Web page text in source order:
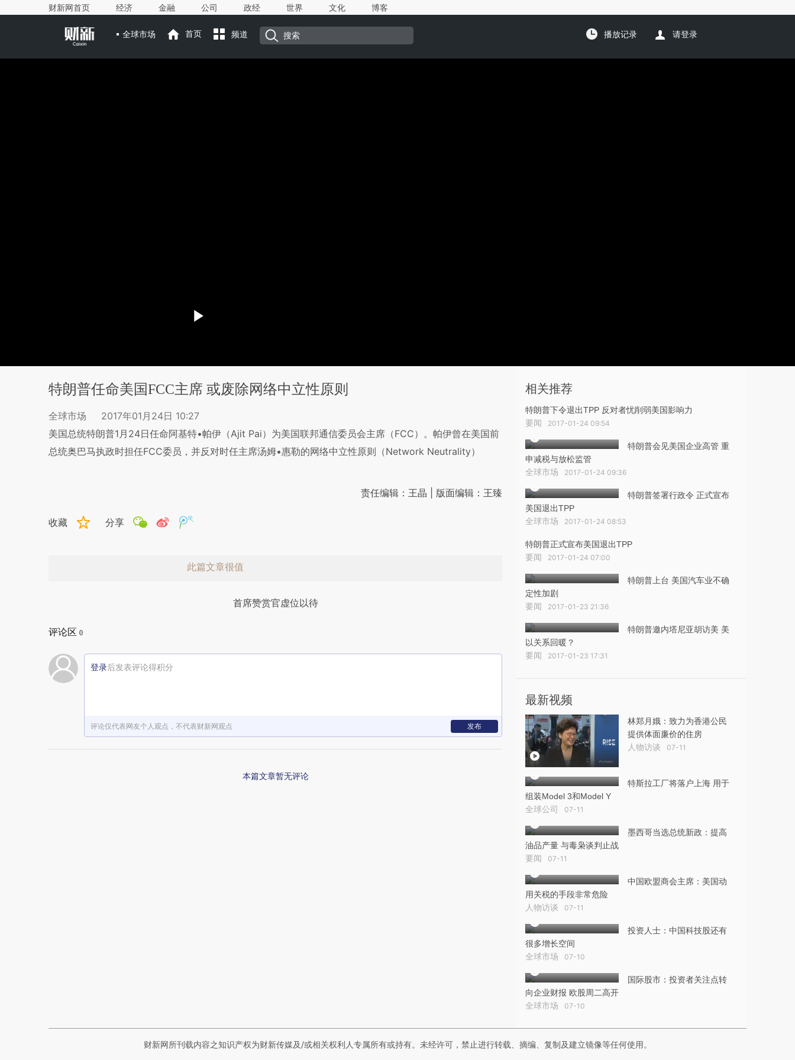
财新网首页 经济 金融 公司 政经 世界 文化 博客
全球市场 首页 频道 播放记录 请登录
特朗普任命美国FCC主席 或废除网络中立性原则
全球市场
2017年01月24日 10:27
美国总统特朗普1月24日任命阿基特•帕伊（Ajit Pai）为美国联邦通信委员会主席（FCC）。帕伊曾在美国前
总统奥巴马执政时担任FCC委员，并反对时任主席汤姆•惠勒的网络中立性原则（Network Neutrality）
责任编辑：王晶 | 版面编辑：王臻
收藏 分享
此篇文章很值
首席赞赏官虚位以待
评论区 0
登录后发表评论得积分
评论仅代表网友个人观点，不代表财新网观点 发布
本篇文章暂无评论
相关推荐
特朗普下令退出TPP 反对者忧削弱美国影响力
要闻 2017-01-24 09:54
特朗普会见美国企业高管 重
申减税与放松监管
全球市场 2017-01-24 09:36
特朗普签署行政令 正式宣布
美国退出TPP
全球市场 2017-01-24 08:53
特朗普正式宣布美国退出TPP
要闻 2017-01-24 07:00
特朗普上台 美国汽车业不确
定性加剧
要闻 2017-01-23 21:36
特朗普邀内塔尼亚胡访美 美
以关系回暖？
要闻 2017-01-23 17:31
最新视频
林郑月娥：致力为香港公民
提供体面廉价的住房
人物访谈 07-11
特斯拉工厂将落户上海 用于
组装Model 3和Model Y
全球公司 07-11
墨西哥当选总统新政：提高
油品产量 与毒枭谈判止战
要闻 07-11
中国欧盟商会主席：美国动
用关税的手段非常危险
人物访谈 07-11
投资人士：中国科技股还有
很多增长空间
全球市场 07-10
国际股市：投资者关注点转
向企业财报 欧股周二高开
全球市场 07-10
财新网所刊载内容之知识产权为财新传媒及/或相关权利人专属所有或持有。未经许可，禁止进行转载、摘编、复制及建立镜像等任何使用。